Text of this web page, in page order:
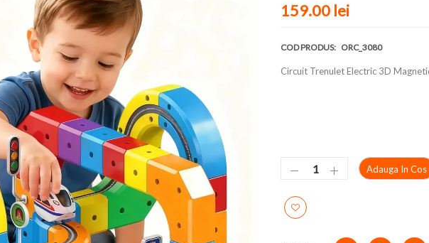
159.00 lei
COD PRODUS: ORC_3080
Circuit Trenulet Electric 3D
Adauga In Cos